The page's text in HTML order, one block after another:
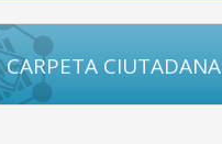
CARPETA CIUTADANA